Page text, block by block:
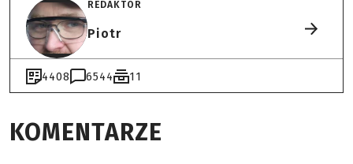
REDAKTOR
Piotr
4408 6544 11
KOMENTARZE